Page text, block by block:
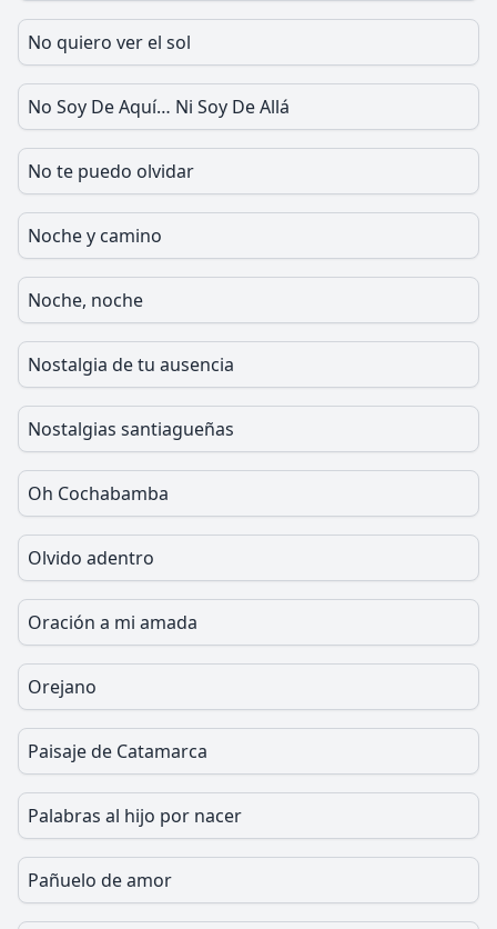
No quiero ver el sol
No Soy De Aquí… Ni Soy De Allá
No te puedo olvidar
Noche y camino
Noche, noche
Nostalgia de tu ausencia
Nostalgias santiagueñas
Oh Cochabamba
Olvido adentro
Oración a mi amada
Orejano
Paisaje de Catamarca
Palabras al hijo por nacer
Pañuelo de amor